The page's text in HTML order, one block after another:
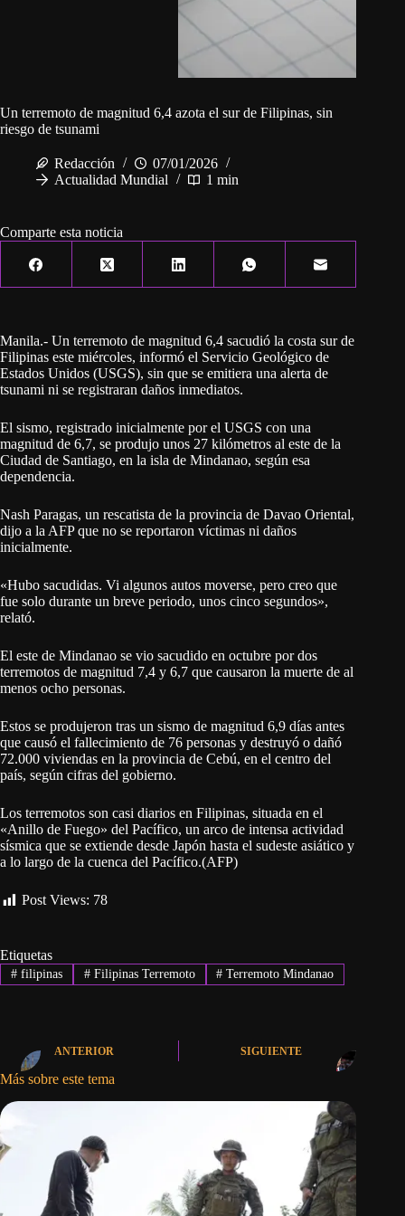
Un terremoto de magnitud 6,4 azota el sur de Filipinas, sin
riesgo de tsunami
Redacción
07/01/2026
Actualidad Mundial
1 min
Comparte esta noticia
Manila.- Un terremoto de magnitud 6,4 sacudió la costa sur de
Filipinas este miércoles, informó el Servicio Geológico de
Estados Unidos (USGS), sin que se emitiera una alerta de
tsunami ni se registraran daños inmediatos.
El sismo, registrado inicialmente por el USGS con una
magnitud de 6,7, se produjo unos 27 kilómetros al este de la
Ciudad de Santiago, en la isla de Mindanao, según esa
dependencia.
Nash Paragas, un rescatista de la provincia de Davao Oriental,
dijo a la AFP que no se reportaron víctimas ni daños
inicialmente.
«Hubo sacudidas. Vi algunos autos moverse, pero creo que
fue solo durante un breve periodo, unos cinco segundos»,
relató.
El este de Mindanao se vio sacudido en octubre por dos
terremotos de magnitud 7,4 y 6,7 que causaron la muerte de al
menos ocho personas.
Estos se produjeron tras un sismo de magnitud 6,9 días antes
que causó el fallecimiento de 76 personas y destruyó o dañó
72.000 viviendas en la provincia de Cebú, en el centro del
país, según cifras del gobierno.
Los terremotos son casi diarios en Filipinas, situada en el
«Anillo de Fuego» del Pacífico, un arco de intensa actividad
sísmica que se extiende desde Japón hasta el sudeste asiático y
a lo largo de la cuenca del Pacífico.(AFP)
Post Views: 78
Etiquetas
#filipinas #Filipinas Terremoto # Terremoto Mindanao
ANTERIOR SIGUIENTE
Más sobre este tema